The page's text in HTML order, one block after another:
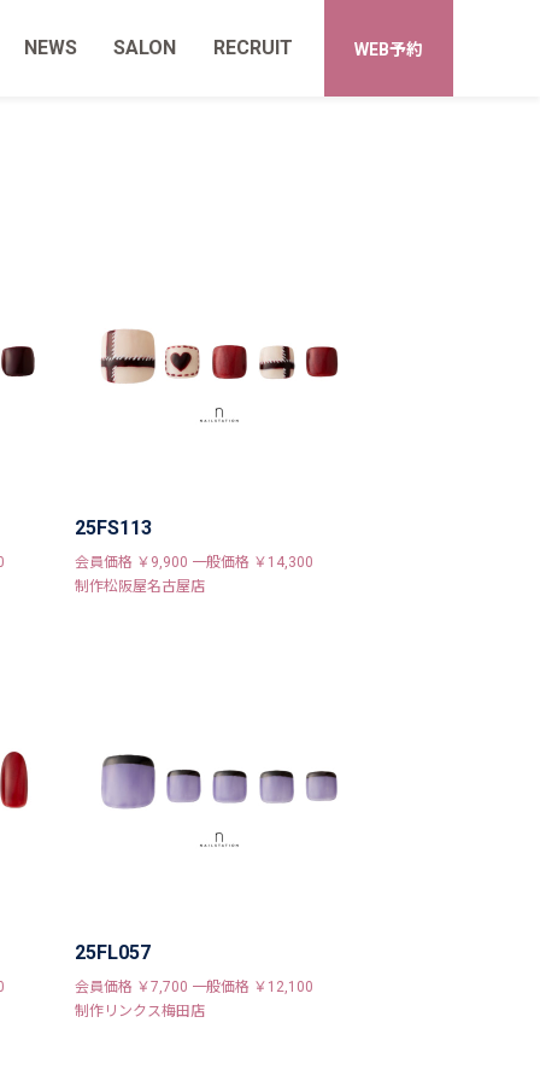
NEWS SALON RECRUIT WEB予約
25FS113
会員価格 ￥9,900 一般価格 ￥14,300
制作松阪屋名古屋店
25FL057
会員価格 ￥7,700 一般価格 ￥12,100
制作リンクス梅田店